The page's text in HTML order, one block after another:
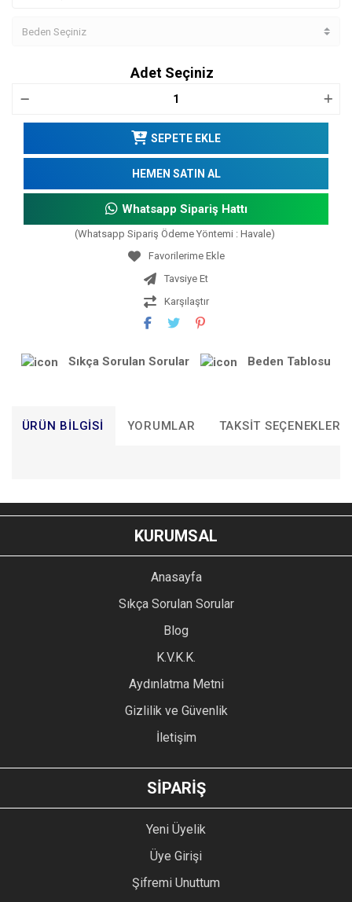
Adet Seçiniz
SEPETE EKLE
HEMEN SATIN AL
Whatsapp Sipariş Hattı
(Whatsapp Sipariş Ödeme Yöntemi : Havale)
Tavsiye Et
Karşılaştır
Sıkça Sorulan Sorular Beden Tablosu
ÜRÜN BILGISI YORUMLAR TAKSIT SEÇENEKLERI
YORUM YAZ
Bu ürünün fiyat bilgisi, resim, ürün açıklamalarında ve diğer
konularda yetersiz gördüğünüz noktaları öneri formunu
kullanarak tarafımıza iletebilirsiniz.
Ürün resmi kalitesiz, bozuk veya görüntülenemiyor.
Ürün açıklamasında eksik bilgiler bulunuyor.
Ürün bilgilerinde hatalar bulunuyor.
Ürün fiyatı diğer sitelerden daha pahalı.
GÖNDER
KURUMSAL
Anasayfa
Sıkça Sorulan Sorular
Blog
K.V.K.K.
Aydınlatma Metni
Gizlilik ve Güvenlik
İletişim
SİPARİŞ
Yeni Üyelik
Üye Girişi
Şifremi Unuttum